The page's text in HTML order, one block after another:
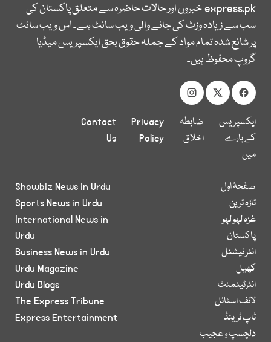
express.pkخبروں اور حالات حاضرہ سے متعلق پاکستان کی
سب سے زیادہ وزٹ کی جانے والی ویب سائٹ ہے۔ اس ویب سائٹ
پر شائع شدہ تمام مواد کے جملہ حقوق بحق ایکسپریس میڈیا
گروپ محفوظ ہیں۔
ایکسپریس
کے بارے
میں
ضابطہ
اخلاق
Privacy
Policy
Contact
Us
صفحۂ اول
تازہ ترین
غزہ لہو لہو
پاکستان
انٹر نیشنل
کھیل
انٹرٹینمنٹ
لائف اسٹائل
ٹاپ ٹرینڈ
دلچسپ و عجیب
Showbiz News in Urdu
Sports News in Urdu
International News in
Urdu
Business News in Urdu
Urdu Magazine
Urdu Blogs
The Express Tribune
Express Entertainment